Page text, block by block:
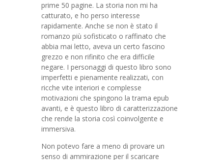
prime 50 pagine. La storia non mi ha
catturato, e ho perso interesse
rapidamente. Anche se non è stato il
romanzo più sofisticato o raffinato che
abbia mai letto, aveva un certo fascino
grezzo e non rifinito che era difficile
negare. I personaggi di questo libro sono
imperfetti e pienamente realizzati, con
ricche vite interiori e complesse
motivazioni che spingono la trama epub
avanti, e è questo libro di caratterizzazione
che rende la storia così coinvolgente e
immersiva.
Non potevo fare a meno di provare un
senso di ammirazione per il scaricare